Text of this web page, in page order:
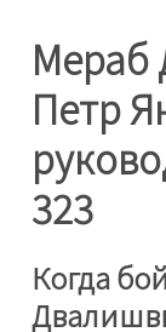
Мераб
Петр
323
Когда